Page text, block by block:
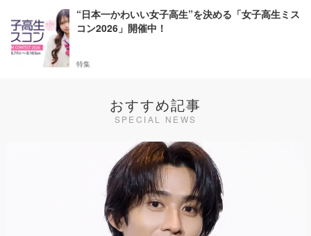
“日本一かわいい女子高生”を決める「女子高生ミス
コン2026」開催中！
特集
おすすめ記事
SPECIAL NEWS